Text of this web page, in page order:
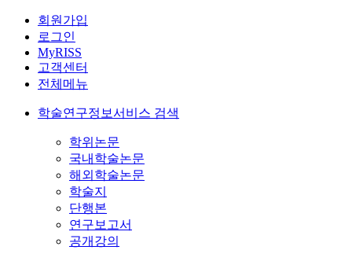
회원가입
로그인
MyRISS
고객센터
전체메뉴
학술연구정보서비스 검색
학위논문
국내학술논문
해외학술논문
학술지
단행본
연구보고서
공개강의